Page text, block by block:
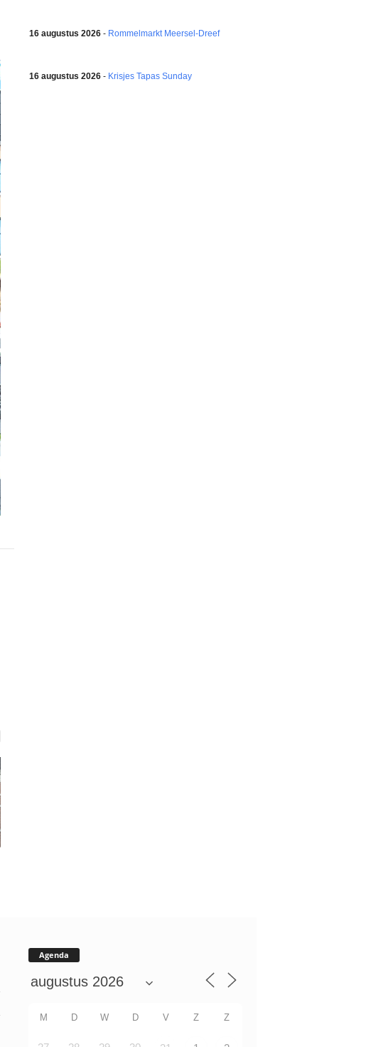
16 augustus 2026- Rommelmarkt Meersel-Dreef
16 augustus 2026- Krisjes Tapas Sunday
Agenda
M D W D V Z Z